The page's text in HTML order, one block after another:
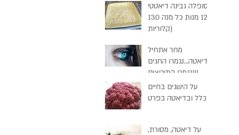
סופלה גבינה דיאטטי
(12 מנות כל מנה 130
קלוריות)
מחר אתחיל
דיאטה...נגמרו החגים
נגמרו התירוצים!!!
על הישגים בחיים
בכלל ובדיאטה בפרט
על דיאטה, מסורת,